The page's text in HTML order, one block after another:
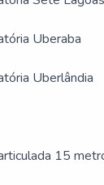
Uberaba
Uberlândia
15